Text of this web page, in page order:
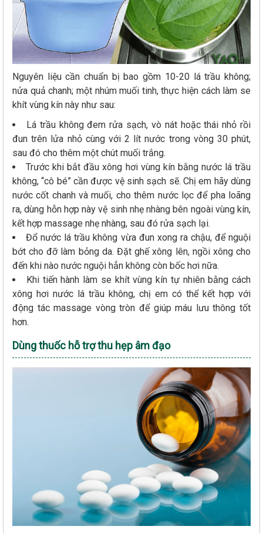
Nguyên liệu cần chuẩn bị bao gồm 10-20 lá trầu không;
nửa quả chanh; một nhúm muối tinh, thực hiện cách làm se
khít vùng kín này như sau:
Lá trầu không đem rửa sạch, vò nát hoặc thái nhỏ rồi
đun trên lửa nhỏ cùng với 2 lít nước trong vòng 30 phút,
sau đó cho thêm một chút muối trắng.
Trước khi bắt đầu xông hơi vùng kín bằng nước lá trầu
không, “cô bé” cần được vệ sinh sạch sẽ. Chị em hãy dùng
nước cốt chanh và muối, cho thêm nước lọc để pha loãng
ra, dùng hỗn hợp này vệ sinh nhẹ nhàng bên ngoài vùng kín,
kết hợp massage nhẹ nhàng, sau đó rửa sạch lại.
Đổ nước lá trầu không vừa đun xong ra chậu, để nguội
bớt cho đỡ làm bỏng da. Đặt ghế xông lên, ngồi xông cho
đến khi nào nước nguội hẳn không còn bốc hơi nữa.
Khi tiến hành làm se khít vùng kín tự nhiên bằng cách
xông hơi nước lá trầu không, chị em có thể kết hợp với
động tác massage vòng tròn để giúp máu lưu thông tốt
hơn.
Dùng thuốc hỗ trợ thu hẹp âm đạo